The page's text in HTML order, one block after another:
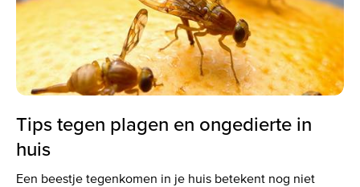
Tips tegen plagen en ongedierte in
huis
Een beestje tegenkomen in je huis betekent nog niet